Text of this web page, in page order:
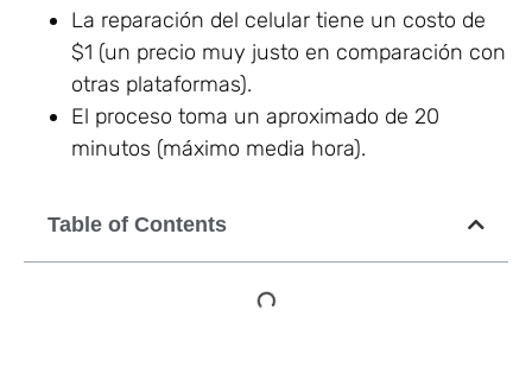
La reparación del celular tiene un costo de
$1 (un precio muy justo en comparación con
otras plataformas).
El proceso toma un aproximado de 20
minutos (máximo media hora).
Table of Contents